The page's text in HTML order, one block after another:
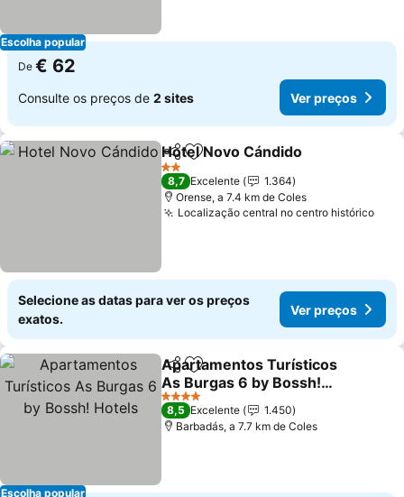
Escolha popular
De € 62
Consulte os preços de 2 sites Ver preços
PartilharAdicionar aos favoritos
Hotel Novo Cándido
2 Estrelas
8,7 Excelente
1.364
Orense, a 7.4 km de Coles
Localização central no centro histórico
Selecione as datas para ver os preços
exatos.
Ver preços
Escolha popular
PartilharAdicionar aos favoritos
Apartamentos Turísticos
As Burgas 6 by Bossh!
Hotels
4 Estrelas
8,5 Excelente
1.450
Barbadás, a 7.7 km de Coles